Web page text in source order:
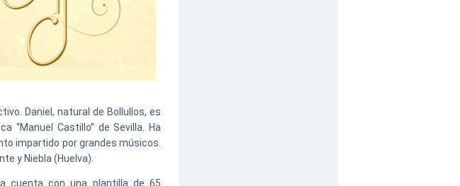
Daniel, natural de Bollullos, es
“Manuel Castillo” de Sevilla. Ha
impartido por grandes músicos.
y Niebla (Huelva).
cuenta con una plantilla de 65